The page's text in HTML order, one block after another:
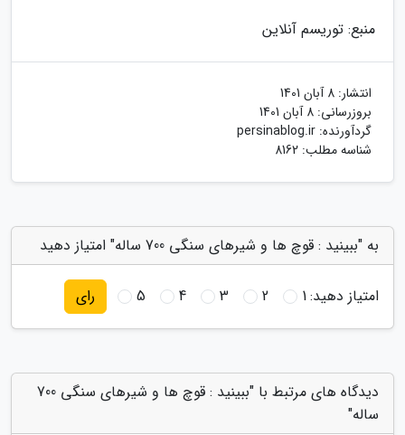
منبع: توریسم آنلاین
انتشار: 8 آبان 1401
بروزرسانی: 8 آبان 1401
گردآورنده: persinablog.ir
شناسه مطلب: 8162
به "ببینید : قوچ ها و شیرهای سنگی 700 ساله" امتیاز دهید
امتیاز دهید:1
2
3
4
5 رای
دیدگاه های مرتبط با "ببینید : قوچ ها و شیرهای سنگی 700
ساله"